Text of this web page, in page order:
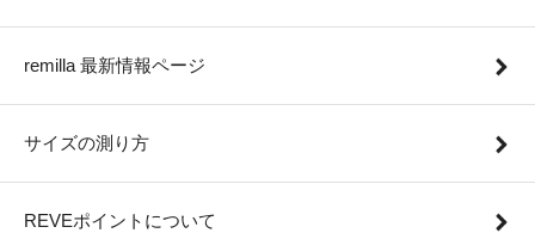
remilla 最新情報ページ
サイズの測り方
REVEポイントについて